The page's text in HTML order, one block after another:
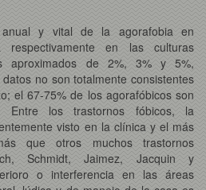
anual y vital de la agorafobia en
respectivamente en las culturas
aproximados de 2%, 3% y 5%,
no son totalmente consistentes
el 67-75% de los agorafóbicos son
Entre los trastornos fóbicos, la
visto en la clínica y el más
que otros muchos trastornos
Schmidt, Jaimez, Jacquin y
o interferencia en las áreas